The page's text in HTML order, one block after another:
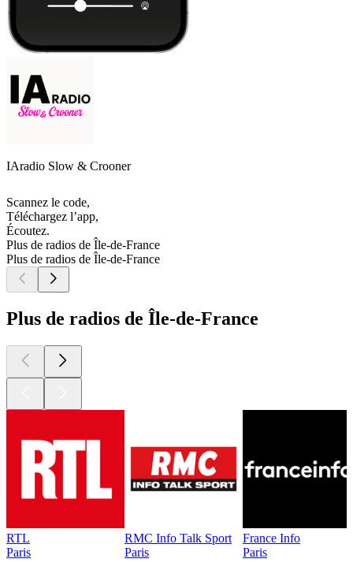
IAradio Slow & Crooner
Scannez le code,
Téléchargez l’app,
Écoutez.
Plus de radios de Île-de-France
Plus de radios de Île-de-France
Plus de radios de Île-de-France
RTL
Paris
RMC Info Talk Sport
Paris
France Info
Paris